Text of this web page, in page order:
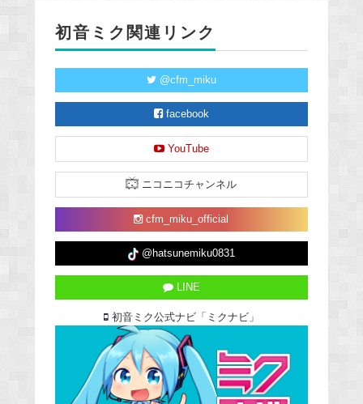
初音ミク関連リンク
@cfm_miku
facebook
YouTube
ニコニコチャンネル
cfm_miku_official
@hatsunemiku0831
LINE
初音ミク公式ナビ「ミクナビ」